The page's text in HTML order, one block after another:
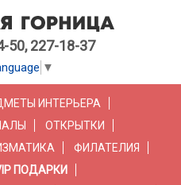
50, 227-18-37
▼
ИНТЕРЬЕРА
ОТКРЫТКИ
ФИЛАТЕЛИЯ
ПОДАРКИ